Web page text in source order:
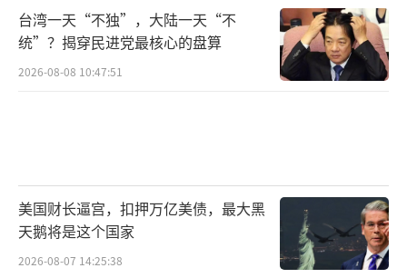
台湾一天“不独”，大陆一天“不
统”？揭穿民进党最核心的盘算
2026-08-08 10:47:51
美国财长逼宫，扣押万亿美债，最大黑
天鹅将是这个国家
2026-08-07 14:25:38